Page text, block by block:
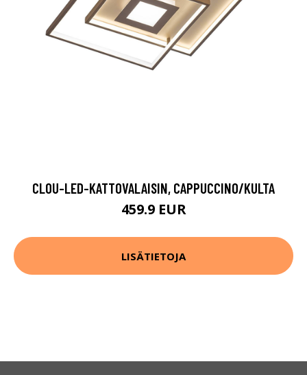
CLOU-LED-KATTOVALAISIN, CAPPUCCINO/KULTA
459.9 EUR
LISÄTIETOJA